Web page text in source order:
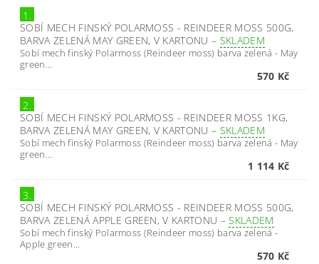
1.
SOBÍ MECH FINSKÝ POLARMOSS - REINDEER MOSS 500G,
BARVA ZELENÁ MAY GREEN, V KARTONU– SKLADEM
Sobí mech finský Polarmoss (Reindeer moss) barva zelená - May
green...
570 Kč
2.
SOBÍ MECH FINSKÝ POLARMOSS - REINDEER MOSS 1KG,
BARVA ZELENÁ MAY GREEN, V KARTONU– SKLADEM
Sobí mech finský Polarmoss (Reindeer moss) barva zelená - May
green...
1 114 Kč
3.
SOBÍ MECH FINSKÝ POLARMOSS - REINDEER MOSS 500G,
BARVA ZELENÁ APPLE GREEN, V KARTONU –SKLADEM
Sobí mech finský Polarmoss (Reindeer moss) barva zelená -
Apple green...
570 Kč